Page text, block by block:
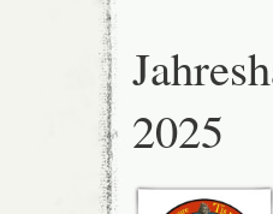
2025